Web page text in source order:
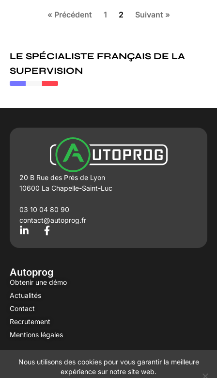
« Précédent 1 2 Suivant »
LE SPÉCIALISTE FRANÇAIS DE LA
SUPERVISION
20 B Rue des Prés de Lyon
10600 La Chapelle-Saint-Luc
03 10 04 80 90
contact@autoprog.fr
L
n
e
d
i
n
-
n
F
c
b
o
o
f
Autoprog
Obtenir une démo
Actualités
Contact
Recrutement
Mentions légales
Copyright © 2025 AUTOPROG
Nous utilisons des cookies pour vous garantir la meilleure
expérience sur notre site web.